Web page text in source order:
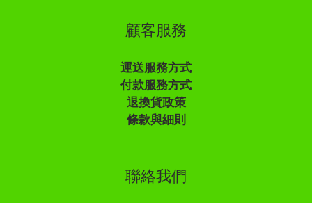
顧客服務
運送服務方式
付款服務方式
退換貨政策
條款與細則
聯絡我們